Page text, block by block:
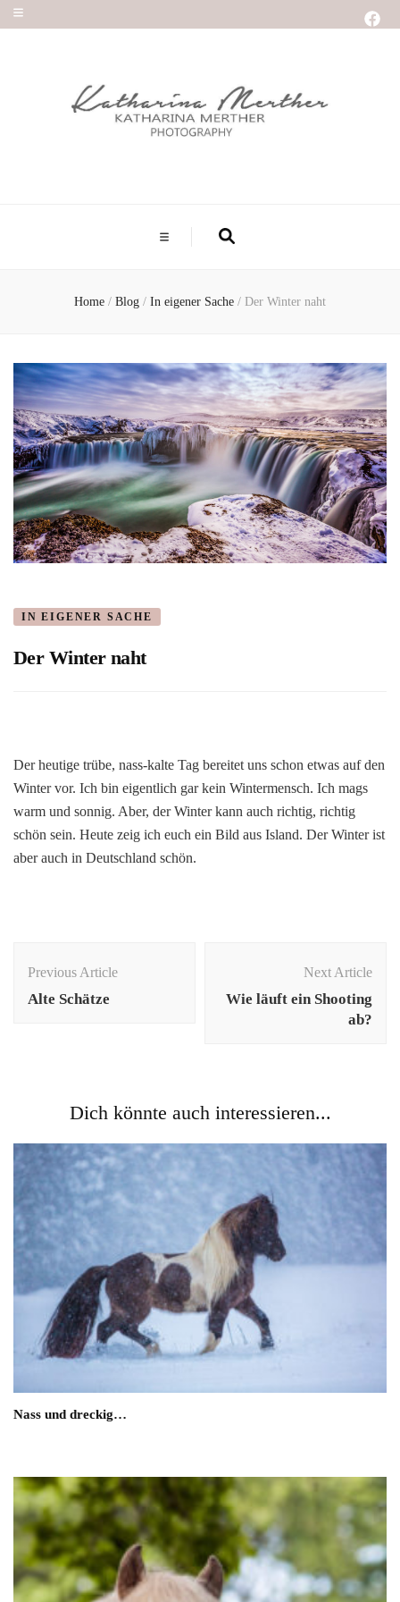
Home / Blog / In eigener Sache / Der Winter naht
IN EIGENER SACHE
Der Winter naht
Der heutige trübe, nass-kalte Tag bereitet uns schon etwas auf den
Winter vor. Ich bin eigentlich gar kein Wintermensch. Ich mags
warm und sonnig. Aber, der Winter kann auch richtig, richtig
schön sein. Heute zeig ich euch ein Bild aus Island. Der Winter ist
aber auch in Deutschland schön.
Navigation
Previous Article
Alte Schätze
Next Article
Wie läuft ein Shooting
ab?
Dich könnte auch interessieren...
Nass und dreckig…